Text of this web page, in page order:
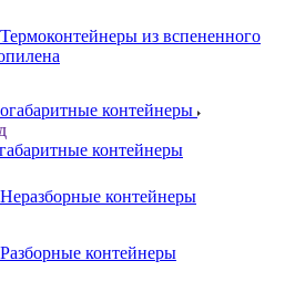
Термоконтейнеры из вспененного
контейнеры
контейнеры
Неразборные контейнеры
Разборные контейнеры